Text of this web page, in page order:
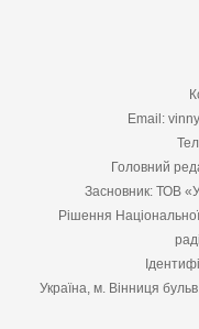
Email:
Головний
Засновник: ТОВ
Рішення
Україна, м. Вінниця